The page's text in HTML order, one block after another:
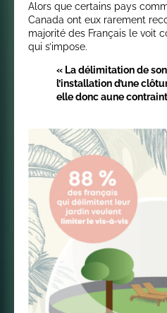
Alors que certains pays
Canada ont eux rarement
majorité des Français le voit
qui s’impose.
« La délimitation de
l’installation d’une
elle donc aune